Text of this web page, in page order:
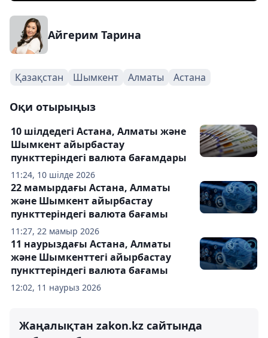
Айгерим Тарина
Қазақстан Шымкент Алматы Астана
Оқи отырыңыз
11:24, 10 шілде 2026
10 шілдедегі Астана, Алматы және
Шымкент айырбастау
пункттеріндегі валюта бағамдары
11:27, 22 мамыр 2026
22 мамырдағы Астана, Алматы
және Шымкент айырбастау
пункттеріндегі валюта бағамы
12:02, 11 наурыз 2026
11 наурыздағы Астана, Алматы
және Шымкенттегі айырбастау
пункттеріндегі валюта бағамы
Жаңалықтан zakon.kz сайтында